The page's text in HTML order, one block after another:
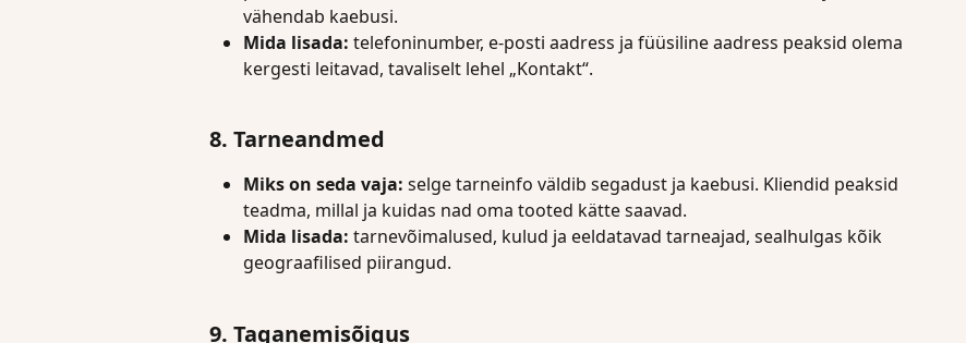
vähendab kaebusi.
Mida lisada: telefoninumber, e-posti aadress ja füüsiline aadress peaksid olema
kergesti leitavad, tavaliselt lehel „Kontakt“.
8. Tarneandmed
Miks on seda vaja: selge tarneinfo väldib segadust ja kaebusi. Kliendid peaksid
teadma, millal ja kuidas nad oma tooted kätte saavad.
Mida lisada: tarnevõimalused, kulud ja eeldatavad tarneajad, sealhulgas kõik
geograafilised piirangud.
9. Taganemisõigus